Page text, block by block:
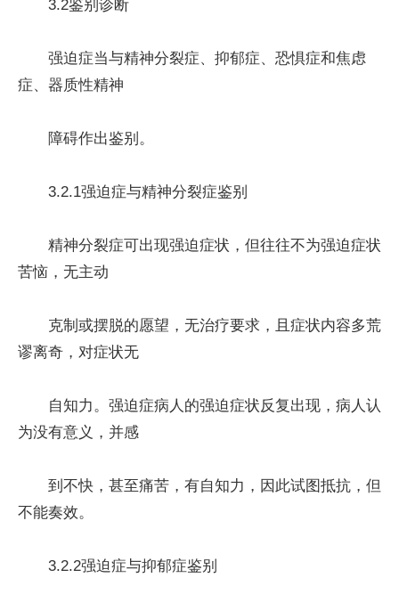
3.2鉴别诊断
强迫症当与精神分裂症、抑郁症、恐惧症和焦虑
症、器质性精神
障碍作出鉴别。
3.2.1强迫症与精神分裂症鉴别
精神分裂症可出现强迫症状，但往往不为强迫症状
苦恼，无主动
克制或摆脱的愿望，无治疗要求，且症状内容多荒
谬离奇，对症状无
自知力。强迫症病人的强迫症状反复出现，病人认
为没有意义，并感
到不快，甚至痛苦，有自知力，因此试图抵抗，但
不能奏效。
3.2.2强迫症与抑郁症鉴别